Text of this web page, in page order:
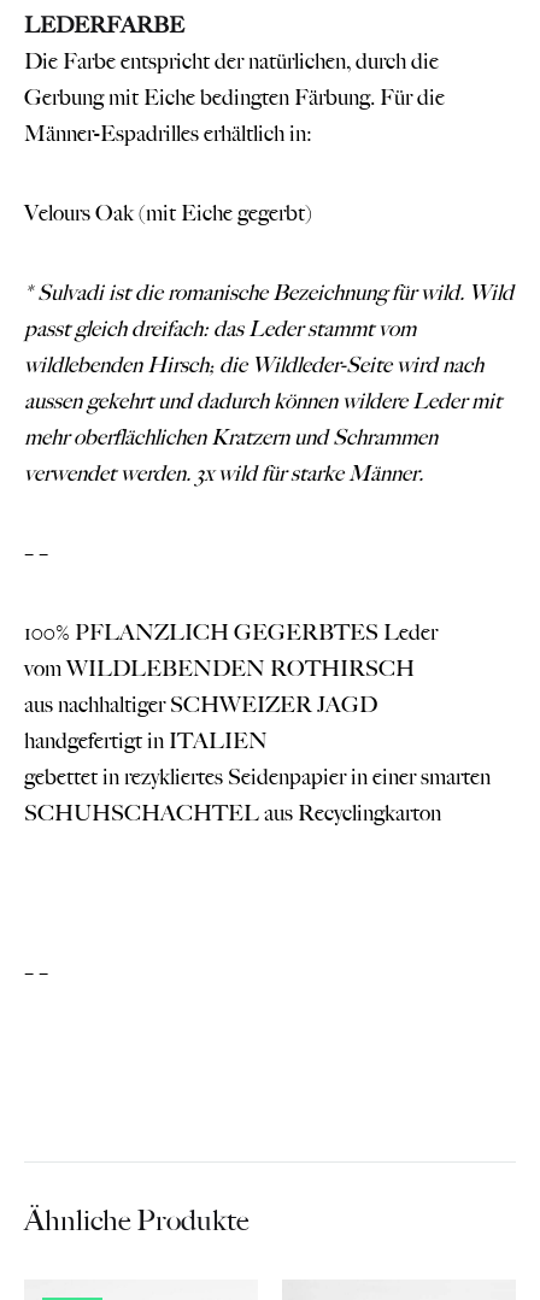
LEDERFARBE
Die Farbe entspricht der natürlichen, durch die
Gerbung mit Eiche bedingten Färbung. Für die
Männer-Espadrilles erhältlich in:
Velours Oak (mit Eiche gegerbt)
* Sulvadi ist die romanische Bezeichnung für wild. Wild
passt gleich dreifach: das Leder stammt vom
wildlebenden Hirsch; die Wildleder-Seite wird nach
aussen gekehrt und dadurch können wildere Leder mit
mehr oberflächlichen Kratzern und Schrammen
verwendet werden. 3x wild für starke Männer.
– –
100% PFLANZLICH GEGERBTES Leder
vom WILDLEBENDEN ROTHIRSCH
aus nachhaltiger SCHWEIZER JAGD
handgefertigt in ITALIEN
gebettet in rezykliertes Seidenpapier in einer smarten
SCHUHSCHACHTEL aus Recyclingkarton
– –
Ähnliche Produkte